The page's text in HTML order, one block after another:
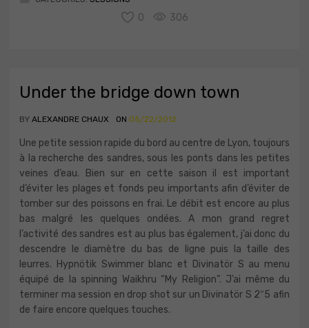
0 306
Under the bridge down town
BY ALEXANDRE CHAUX ON 05/22/2012
Une petite session rapide du bord au centre de Lyon, toujours
à la recherche des sandres, sous les ponts dans les petites
veines d’eau. Bien sur en cette saison il est important
d’éviter les plages et fonds peu importants afin d’éviter de
tomber sur des poissons en frai. Le débit est encore au plus
bas malgré les quelques ondées. A mon grand regret
l’activité des sandres est au plus bas également, j’ai donc du
descendre le diamètre du bas de ligne puis la taille des
leurres. Hypnötik Swimmer blanc et Divinatör S au menu
équipé de la spinning Waikhru “My Religion”. J’ai même du
terminer ma session en drop shot sur un Divinatör S 2″5 afin
de faire encore quelques touches.